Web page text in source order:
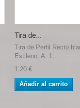
Tira de...
Tira de Perfil Recto
Estileno. A: 1...
1,20 €
Añadir al carrito